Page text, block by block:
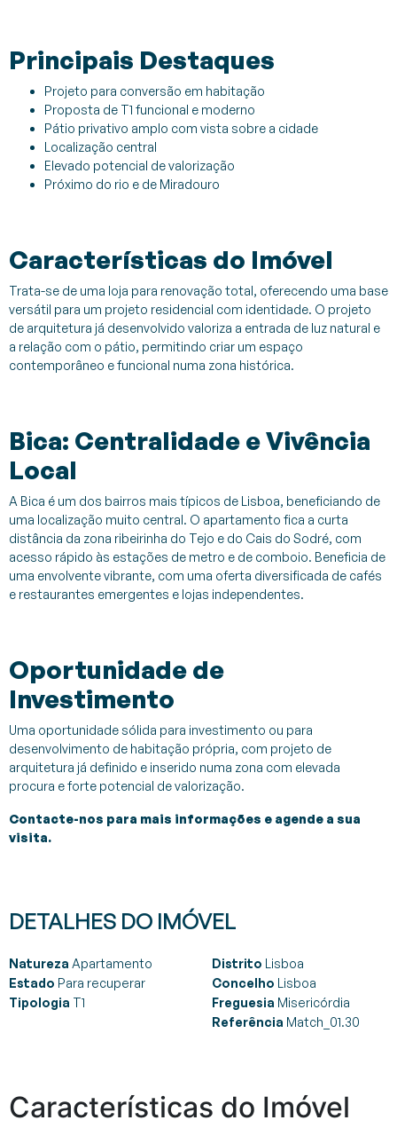
Principais Destaques
Projeto para conversão em habitação
Proposta de T1 funcional e moderno
Pátio privativo amplo com vista sobre a cidade
Localização central
Elevado potencial de valorização
Próximo do rio e de Miradouro
Características do Imóvel
Trata-se de uma loja para renovação total, oferecendo uma base
versátil para um projeto residencial com identidade. O projeto
de arquitetura já desenvolvido valoriza a entrada de luz natural e
a relação com o pátio, permitindo criar um espaço
contemporâneo e funcional numa zona histórica.
Bica: Centralidade e Vivência
Local
A Bica é um dos bairros mais típicos de Lisboa, beneficiando de
uma localização muito central. O apartamento fica a curta
distância da zona ribeirinha do Tejo e do Cais do Sodré, com
acesso rápido às estações de metro e de comboio. Beneficia de
uma envolvente vibrante, com uma oferta diversificada de cafés
e restaurantes emergentes e lojas independentes.
Oportunidade de
Investimento
Uma oportunidade sólida para investimento ou para
desenvolvimento de habitação própria, com projeto de
arquitetura já definido e inserido numa zona com elevada
procura e forte potencial de valorização.
Contacte-nos para mais informações e agende a sua
visita.
DETALHES DO IMÓVEL
Natureza Apartamento
Estado Para recuperar
Tipologia T1
Distrito Lisboa
Concelho Lisboa
Freguesia Misericórdia
Referência Match_01.30
Características do Imóvel